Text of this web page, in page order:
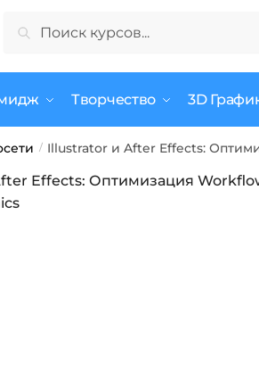
Поиск
Творчество 3D
/ Illustrator и After Effects: